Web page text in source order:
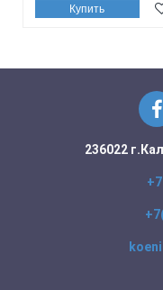
Купить
236022